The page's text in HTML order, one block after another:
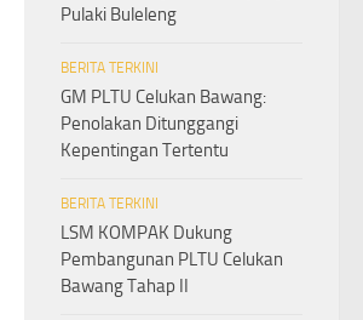
Pulaki Buleleng
BERITA TERKINI
GM PLTU Celukan Bawang:
Penolakan Ditunggangi
Kepentingan Tertentu
BERITA TERKINI
LSM KOMPAK Dukung
Pembangunan PLTU Celukan
Bawang Tahap II